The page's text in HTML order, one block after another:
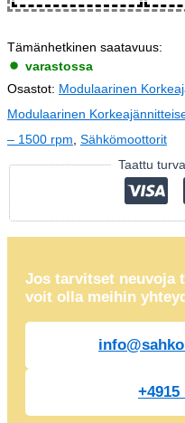
Tämänhetkinen saatavuus:
varastossa
Osastot: Modulaarinen
Modulaarinen
– 1500 rpm Sähkömoottorit
Taattu
Jos tarvitset neuvoja
voit olla meihin
+4915